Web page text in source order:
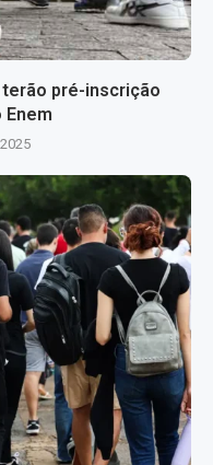
pré-inscrição